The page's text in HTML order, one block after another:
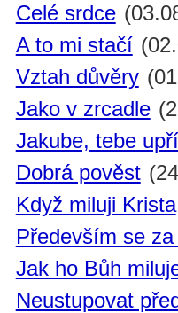
Celé srdce
A to mi stačí
Vztah důvěry
Jako v zrcadle
Jakube, tebe
Dobrá pověst
Když miluji Krista
Především se
Jak ho Bůh
Neustupovat